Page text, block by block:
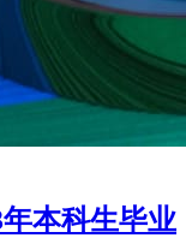
本科生毕业